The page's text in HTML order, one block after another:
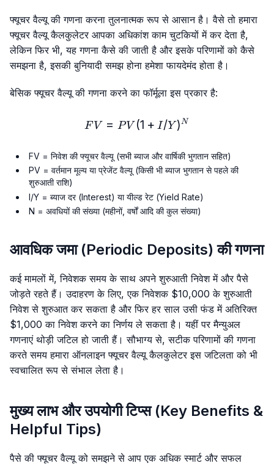
फ्यूचर वैल्यू की गणना करना तुलनात्मक रूप से आसान है। वैसे तो हमारा
फ्यूचर वैल्यू कैलकुलेटर आपका अधिकांश काम चुटकियों में कर देता है,
लेकिन फिर भी, यह गणना कैसे की जाती है और इसके परिणामों को कैसे
समझना है, इसकी बुनियादी समझ होना हमेशा फायदेमंद होता है।
बेसिक फ्यूचर वैल्यू की गणना करने का फॉर्मूला इस प्रकार है:
FV = PV (1 + I/Y)^{N}
F V = PV (1 + I/Y )N
FV = निवेश की फ्यूचर वैल्यू (सभी ब्याज और वार्षिकी भुगतान सहित)
PV = वर्तमान मूल्य या प्रेजेंट वैल्यू (किसी भी ब्याज भुगतान से पहले की
शुरुआती राशि)
I/Y = ब्याज दर (Interest) या यील्ड रेट (Yield Rate)
N = अवधियों की संख्या (महीनों, वर्षों आदि की कुल संख्या)
आवधिक जमा (Periodic Deposits) की गणना
कई मामलों में, निवेशक समय के साथ अपने शुरुआती निवेश में और पैसे
जोड़ते रहते हैं। उदाहरण के लिए, एक निवेशक $10,000 के शुरुआती
निवेश से शुरुआत कर सकता है और फिर हर साल उसी फंड में अतिरिक्त
$1,000 का निवेश करने का निर्णय ले सकता है। यहीं पर मैन्युअल
गणनाएं थोड़ी जटिल हो जाती हैं। सौभाग्य से, सटीक परिणामों की गणना
करते समय हमारा ऑनलाइन फ्यूचर वैल्यू कैलकुलेटर इस जटिलता को भी
स्वचालित रूप से संभाल लेता है।
मुख्य लाभ और उपयोगी टिप्स (Key Benefits &
Helpful Tips)
पैसे की फ्यूचर वैल्यू को समझने से आप एक अधिक स्मार्ट और सफल